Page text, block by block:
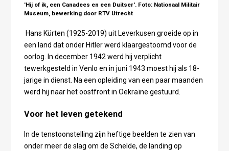
'Hij of ik, een Canadees en een Duitser'. Foto: Nationaal Militair
Museum, bewerking door RTV Utrecht
Hans Kürten (1925-2019) uit Leverkusen groeide op in
een land dat onder Hitler werd klaargestoomd voor de
oorlog. In december 1942 werd hij verplicht
tewerkgesteld in Venlo en in juni 1943 moest hij als 18-
jarige in dienst. Na een opleiding van een paar maanden
werd hij naar het oostfront in Oekraïne gestuurd.
Voor het leven getekend
In de tenstoonstelling zijn heftige beelden te zien van
onder meer de slag om de Schelde, de landing op